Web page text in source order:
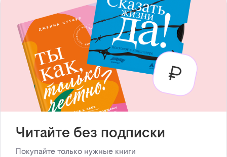
Читайте без подписки
Покупайте только нужные книги